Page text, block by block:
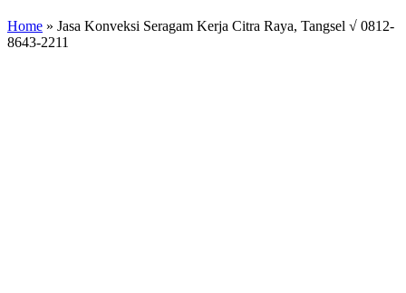
Home » Jasa Konveksi Seragam Kerja Citra Raya, Tangsel √ 0812-
8643-2211